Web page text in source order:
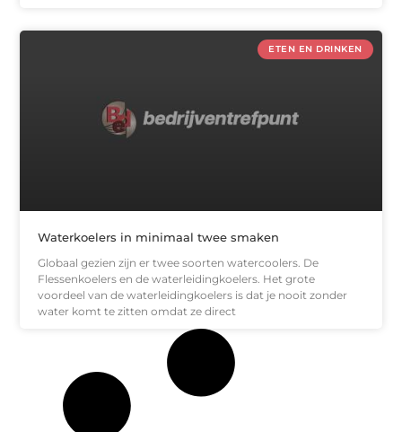
ETEN EN DRINKEN
Waterkoelers in minimaal twee smaken
Globaal gezien zijn er twee soorten watercoolers. De
Flessenkoelers en de waterleidingkoelers. Het grote
voordeel van de waterleidingkoelers is dat je nooit zonder
water komt te zitten omdat ze direct